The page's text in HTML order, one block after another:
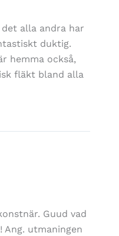
alla andra har
duktig.
hemma också,
fläkt bland alla
Guud vad
Ang. utmaningen